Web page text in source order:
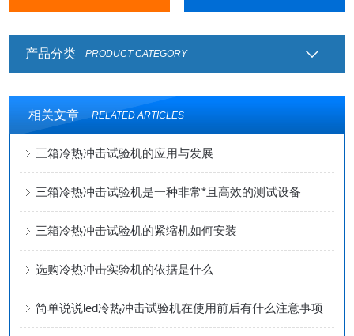
5. 防水性能好，因为泡沫孔是封闭的，封闭率达95% ,雨水不
产品分类 PRODUCT CATEGORY
相关文章 RELATED ARTICLES
三箱冷热冲击试验机的应用与发展
三箱冷热冲击试验机是一种非常*且高效的测试设备
三箱冷热冲击试验机的紧缩机如何安装
选购冷热冲击实验机的依据是什么
简单说说led冷热冲击试验机在使用前后有什么注意事项